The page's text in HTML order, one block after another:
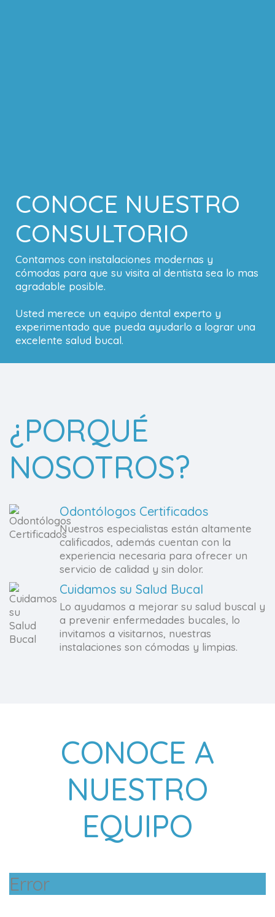
CONOCE NUESTRO
CONSULTORIO
Contamos con instalaciones modernas y
cómodas para que su visita al dentista sea lo mas
agradable posible.
Usted merece un equipo dental experto y
experimentado que pueda ayudarlo a lograr una
excelente salud bucal.
¿PORQUÉ
NOSOTROS?
Odontólogos Certificados
Nuestros especialistas están altamente
calificados, además cuentan con la
experiencia necesaria para ofrecer un
servicio de calidad y sin dolor.
Cuidamos su Salud Bucal
Lo ayudamos a mejorar su salud buscal y
a prevenir enfermedades bucales, lo
invitamos a visitarnos, nuestras
instalaciones son cómodas y limpias.
CONOCE A
NUESTRO
EQUIPO
Error